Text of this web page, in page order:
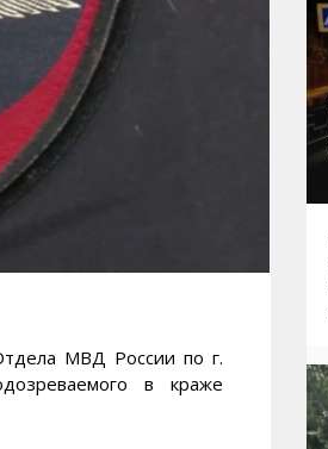
МВД России по г.
в краже